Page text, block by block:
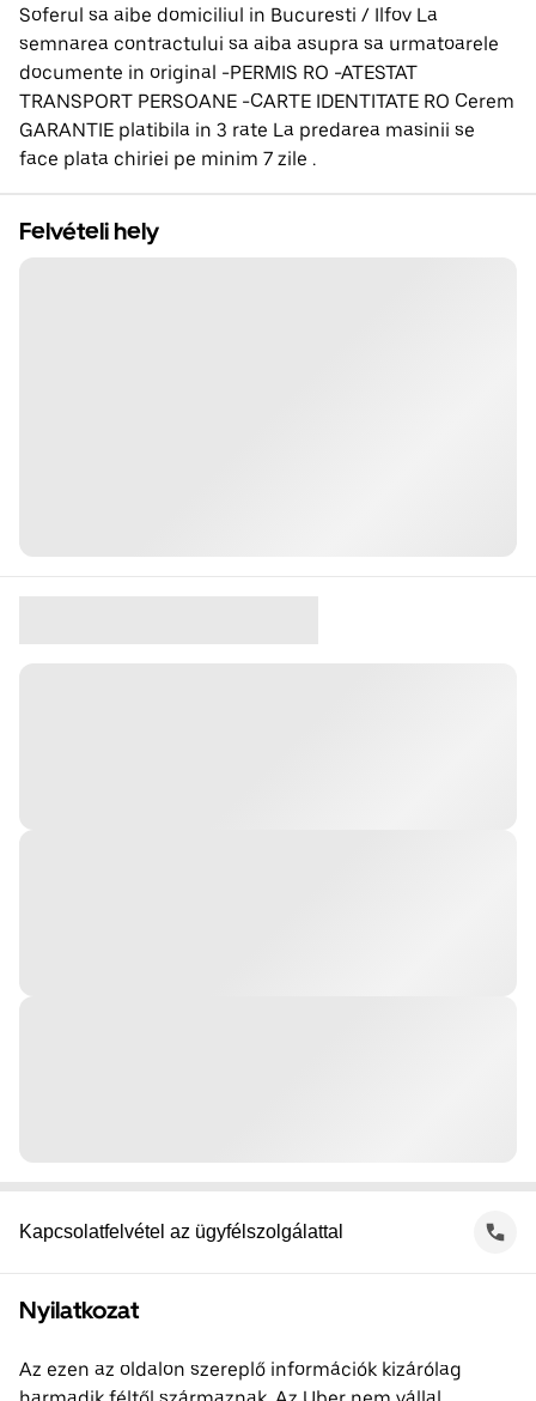
Soferul sa aibe domiciliul in Bucuresti / Ilfov La
semnarea contractului sa aiba asupra sa urmatoarele
documente in original -PERMIS RO -ATESTAT
TRANSPORT PERSOANE -CARTE IDENTITATE RO Cerem
GARANTIE platibila in 3 rate La predarea masinii se
face plata chiriei pe minim 7 zile .
Felvételi hely
Kapcsolatfelvétel az ügyfélszolgálattal
Nyilatkozat
Az ezen az oldalon szereplő információk kizárólag